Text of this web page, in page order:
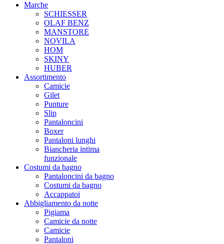
Marche
SCHIESSER
OLAF BENZ
MANSTORE
NOVILA
HOM
SKINY
HUBER
Assortimento
Camicie
Gilet
Punture
Slip
Pantaloncini
Boxer
Pantaloni lunghi
Biancheria intima
funzionale
Costumi da bagno
Pantaloncini da bagno
Costumi da bagno
Accappatoi
Abbigliamento da notte
Pigiama
Camicie da notte
Camicie
Pantaloni